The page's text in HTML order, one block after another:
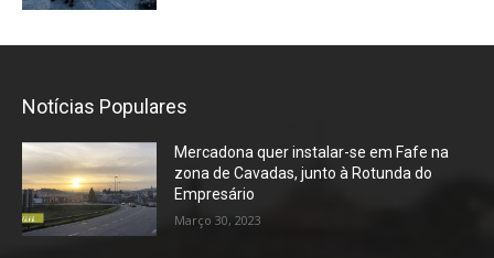
Notícias Populares
Mercadona quer instalar-se em Fafe na
zona de Cavadas, junto à Rotunda do
Empresário
Março 30, 2023